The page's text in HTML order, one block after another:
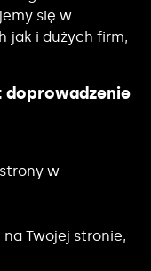
się w
jak i dużych firm,
doprowadzenie
w
Twojej stronie,